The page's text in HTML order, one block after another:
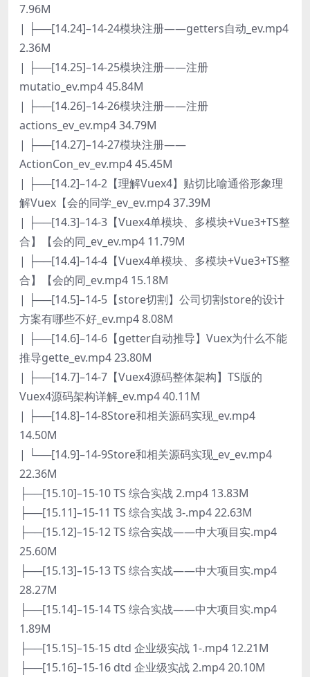
7.96M
| ├──[14.24]–14-24模块注册——getters自动_ev.mp4
2.36M
| ├──[14.25]–14-25模块注册——注册
mutatio_ev.mp4 45.84M
| ├──[14.26]–14-26模块注册——注册
actions_ev_ev.mp4 34.79M
| ├──[14.27]–14-27模块注册——
ActionCon_ev_ev.mp4 45.45M
| ├──[14.2]–14-2【理解Vuex4】贴切比喻通俗形象理
解Vuex【会的同学_ev_ev.mp4 37.39M
| ├──[14.3]–14-3【Vuex4单模块、多模块+Vue3+TS整
合】【会的同_ev_ev.mp4 11.79M
| ├──[14.4]–14-4【Vuex4单模块、多模块+Vue3+TS整
合】【会的同_ev.mp4 15.18M
| ├──[14.5]–14-5【store切割】公司切割store的设计
方案有哪些不好_ev.mp4 8.08M
| ├──[14.6]–14-6【getter自动推导】Vuex为什么不能
推导gette_ev.mp4 23.80M
| ├──[14.7]–14-7【Vuex4源码整体架构】TS版的
Vuex4源码架构详解_ev.mp4 40.11M
| ├──[14.8]–14-8Store和相关源码实现_ev.mp4
14.50M
| └──[14.9]–14-9Store和相关源码实现_ev_ev.mp4
22.36M
├──[15.10]–15-10 TS 综合实战 2.mp4 13.83M
├──[15.11]–15-11 TS 综合实战 3-.mp4 22.63M
├──[15.12]–15-12 TS 综合实战——中大项目实.mp4
25.60M
├──[15.13]–15-13 TS 综合实战——中大项目实.mp4
28.27M
├──[15.14]–15-14 TS 综合实战——中大项目实.mp4
1.89M
├──[15.15]–15-15 dtd 企业级实战 1-.mp4 12.21M
├──[15.16]–15-16 dtd 企业级实战 2.mp4 20.10M